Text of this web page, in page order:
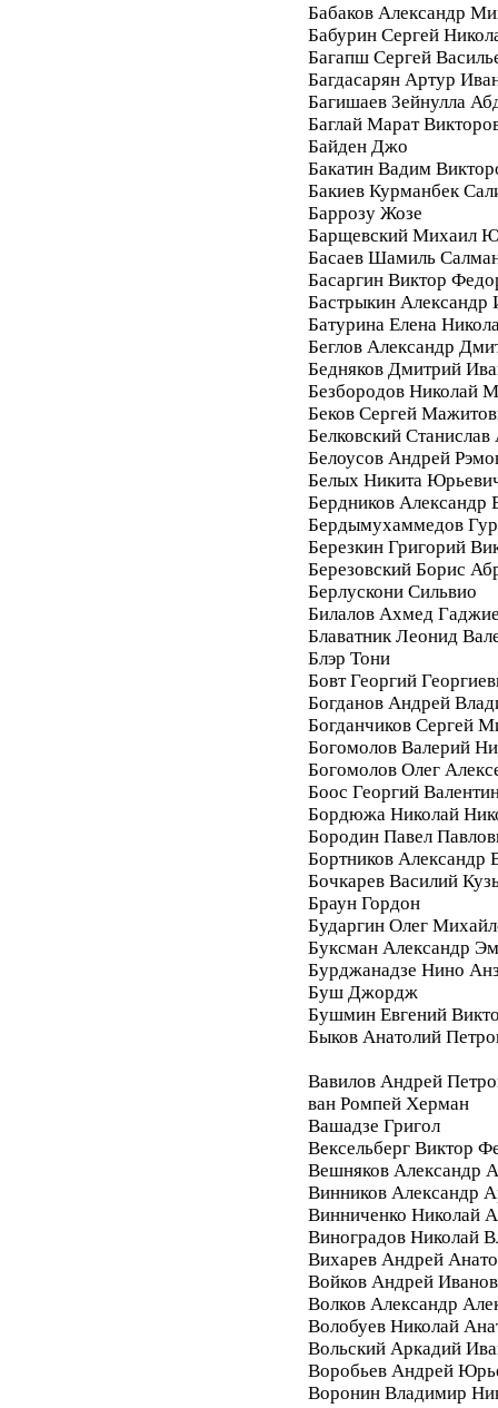
Бабаков Александр
Бабурин Сергей
Багапш Сергей
Багдасарян Артур
Багишаев Зейнулла
Баглай Марат
Байден Джо
Бакатин Вадим
Бакиев Курманбек
Баррозу Жозе
Барщевский Михаил
Басаев Шамиль
Басаргин Виктор
Бастрыкин Александр
Батурина Елена
Беглов Александр
Бедняков Дмитрий
Безбородов Николай
Беков Сергей
Белковский
Белоусов Андрей
Белых Никита
Бердников Александр
Бердымухаммедов
Березкин Григорий
Березовский Борис
Берлускони Сильвио
Билалов Ахмед
Блаватник Леонид
Блэр Тони
Бовт Георгий
Богданов Андрей
Богданчиков Сергей
Богомолов Валерий
Богомолов Олег
Боос Георгий
Бордюжа Николай
Бородин Павел
Бортников Александр
Бочкарев Василий
Браун Гордон
Бударгин Олег
Буксман Александр
Бурджанадзе Нино
Буш Джордж
Бушмин Евгений
Быков Анатолий
Вавилов Андрей
ван Ромпей Херман
Вашадзе Григол
Вексельберг Виктор
Вешняков Александр
Винников Александр
Винниченко Николай
Виноградов Николай
Вихарев Андрей
Войков Андрей
Волков Александр
Волобуев Николай
Вольский Аркадий
Воробьев Андрей
Воронин Владимир